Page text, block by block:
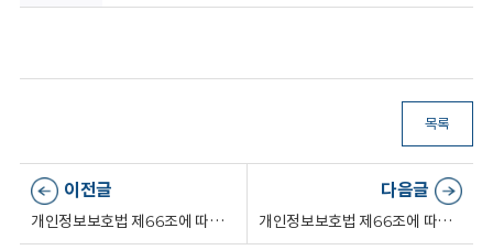
목록
이전글
개인정보보호법 제66조에 따른 결과의 공표
다음글
개인정보보호법 제66조에 따른 결과의 공표